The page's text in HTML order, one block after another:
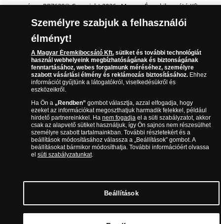
száma: PR7638© Copyright 2026 - Magyar Éremkibocsátó Kft.
Személyre szabjuk a felhasználói
élményt!
A Magyar Éremkibocsátó Kft.sütiket és további technológiát
használ webhelyeink megbízhatóságának és biztonságának
fenntartásához, webes forgalmunk méréséhez, személyre
szabott vásárlási élmény és reklámozás biztosításához.Ehhez
információt gyűjtünk a látogatókról, viselkedésükről és
eszközeikről.
Ha Ön a „Rendben”gombot választja, azzal elfogadja, hogy
ezeket az információkat megoszthatjuk harmadik felekkel, például
hirdető partnereinkkel. Ha nem fogadjael a süti szabályzatot, akkor
csak az alapvető sütiket használjuk, így Ön sajnos nem részesülhet
személyre szabott tartalmainkban. További részletekért és a
beállítások módosításához válassza a „Beállítások” gombot. A
beállításokat bármikor módosíthatja. További információért olvassa
el süti szabályzatunkat.
Beállítások